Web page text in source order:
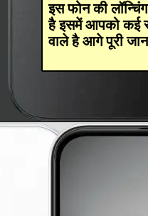
इस फोन की
है इसमें आपको कई
वाले है आगे पूरी